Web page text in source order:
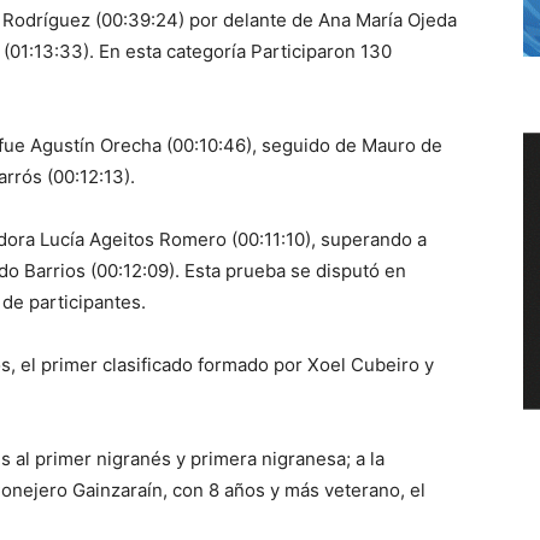
(00:39:24) por delante de Ana María Ojeda
En esta categoría Participaron 130
Agustín Orecha (00:10:46), seguido de Mauro de
(00:12:13).
Lucía Ageitos Romero (00:11:10), superando a
Barrios (00:12:09). Esta prueba se disputó en
participantes.
el primer clasificado formado por Xoel Cubeiro y
al primer nigranés y primera nigranesa; a la
Gainzaraín, con 8 años y más veterano, el